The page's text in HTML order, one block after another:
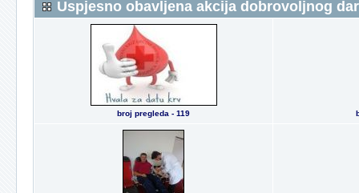
Uspjesno obavljena akcija dobrovoljnog
broj pregleda - 119